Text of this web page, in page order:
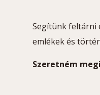
Segítünk feltárni
emlékek és
Szeretném